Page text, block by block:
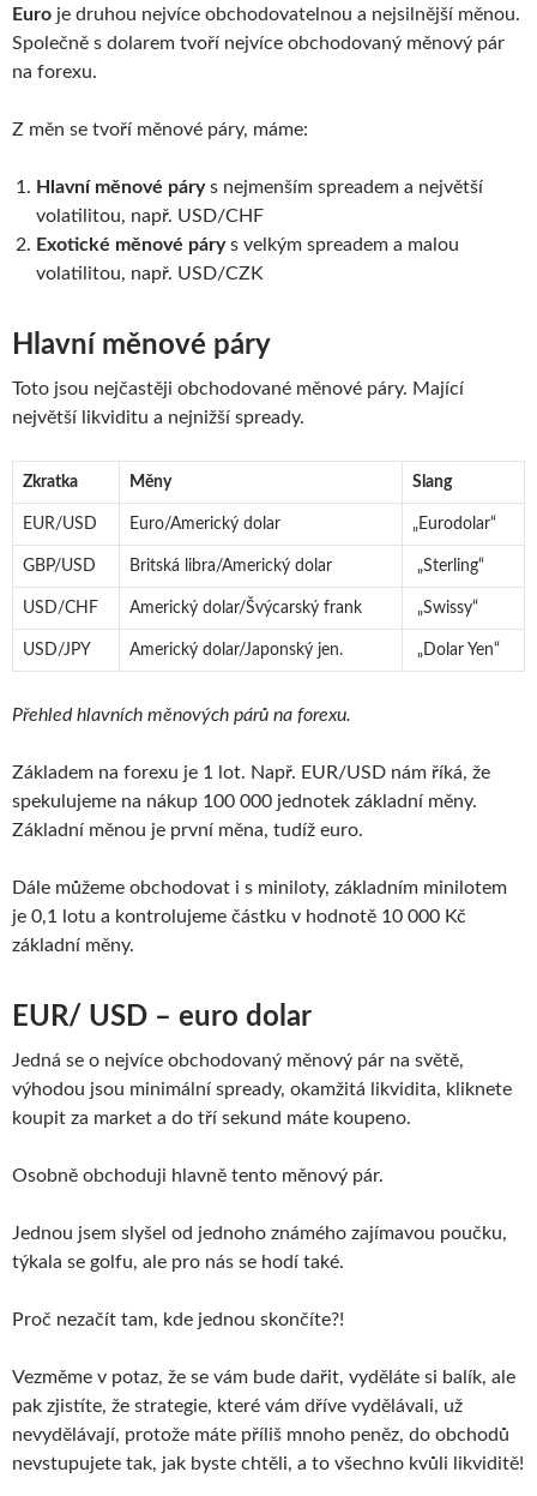
Euro je druhou nejvíce obchodovatelnou a nejsilnější měnou.
Společně s dolarem tvoří nejvíce obchodovaný měnový pár
na forexu.
Z měn se tvoří měnové páry, máme:
Hlavní měnové párys nejmenším spreadem a největší
volatilitou, např. USD/CHF
Exotické měnové párys velkým spreadem a malou
volatilitou, např. USD/CZK
Hlavní měnové páry
Toto jsou nejčastěji obchodované měnové páry. Mající
největší likviditu a nejnižší spready.
Zkratka Měny Slang
EUR/USD Euro/Americký dolar „Eurodolar“
GBP/USD Britská libra/Americký dolar „Sterling“
USD/CHF Americký dolar/Švýcarský frank „Swissy“
USD/JPY Americký dolar/Japonský jen. „Dolar Yen“
Přehled hlavních měnových párů na forexu.
Základem na forexu je 1 lot. Např. EUR/USD nám říká, že
spekulujeme na nákup 100 000 jednotek základní měny.
Základní měnou je první měna, tudíž euro.
Dále můžeme obchodovat i s miniloty, základním minilotem
je 0,1 lotu a kontrolujeme částku v hodnotě 10 000 Kč
základní měny.
EUR/ USD – euro dolar
Jedná se o nejvíce obchodovaný měnový pár na světě,
výhodou jsou minimální spready, okamžitá likvidita, kliknete
koupit za market a do tří sekund máte koupeno.
Osobně obchoduji hlavně tento měnový pár.
Jednou jsem slyšel od jednoho známého zajímavou poučku,
týkala se golfu, ale pro nás se hodí také.
Proč nezačít tam, kde jednou skončíte?!
Vezměme v potaz, že se vám bude dařit, vyděláte si balík, ale
pak zjistíte, že strategie, které vám dříve vydělávali, už
nevydělávají, protože máte příliš mnoho peněz, do obchodů
nevstupujete tak, jak byste chtěli, a to všechno kvůli likviditě!